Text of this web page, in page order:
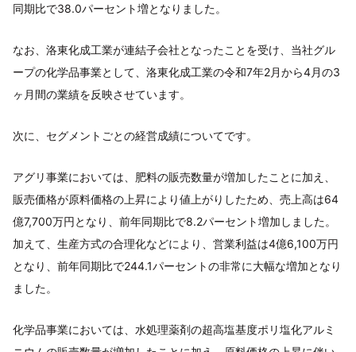
同期比で38.0パーセント増となりました。
なお、洛東化成工業が連結子会社となったことを受け、当社グル
ープの化学品事業として、洛東化成工業の令和7年2月から4月の3
ヶ月間の業績を反映させています。
次に、セグメントごとの経営成績についてです。
アグリ事業においては、肥料の販売数量が増加したことに加え、
販売価格が原料価格の上昇により値上がりしたため、売上高は64
億7,700万円となり、前年同期比で8.2パーセント増加しました。
加えて、生産方式の合理化などにより、営業利益は4億6,100万円
となり、前年同期比で244.1パーセントの非常に大幅な増加となり
ました。
化学品事業においては、水処理薬剤の超高塩基度ポリ塩化アルミ